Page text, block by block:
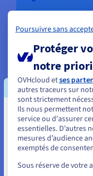
L'offre Visibilité Pro
Vous semblez
Unis.
Pour commander, rendez-
Poursuivre sans
Protéger
notre
OVHcloud etses
autres traceurs sur
sont strictement
Ils nous permettent
service ou d'assurer
essentielles. D’autres
mesures d’audience
exemptés de
Sous réserve de votre